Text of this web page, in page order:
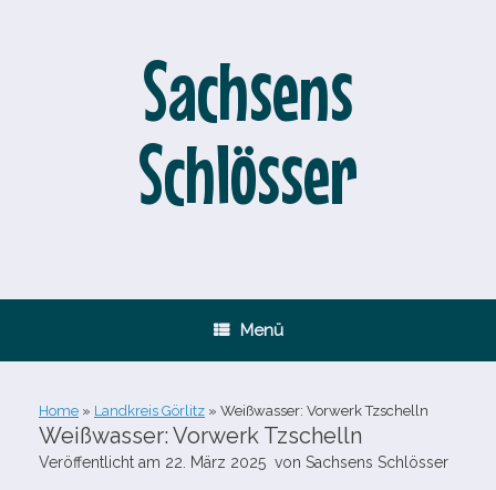
Sachsens
Schlösser
Menü
Home » Landkreis Görlitz » Weißwasser: Vorwerk Tzschelln
Weißwasser: Vorwerk Tzschelln
Veröffentlicht am 22. März 2025 von Sachsens Schlösser